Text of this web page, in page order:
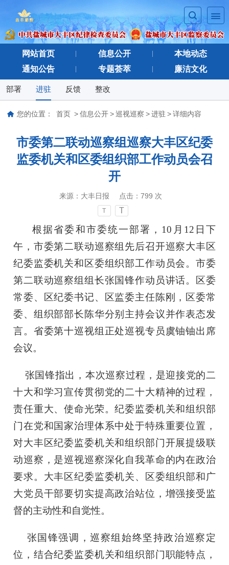
网站首页 信息公开
本地动态
通知公告
专题荟萃 廉洁文化
部署 进驻 反馈 整改
您的位置： 首页 > 信息公开 > 巡视巡察 > 进驻 > 详细内容
市委第二联动巡察组巡察大丰区纪委
监委机关和区委组织部工作动员会召
开
来源： 大丰日报 点击： 799 次
T T
根据省委和市委统一部署， 10月12日下
午，市委第二联动巡察组先后召开巡察大丰区
纪委监委机关和区委组织部工作动员会。市委
第二联动巡察组组长张国锋作动员讲话。区委
常委、区纪委书记、区监委主任陈刚，区委常
委、组织部部长陈华分别主持会议并作表态发
言。省委第十巡视组正处巡视专员虞铀铀出席
会议。
张国锋指出，本次巡察过程，是迎接党的二
十大和学习宣传贯彻党的二十大精神的过程，
责任重大、使命光荣。纪委监委机关和组织部
门在党和国家治理体系中处于特殊重要位置，
对大丰区纪委监委机关和组织部门开展提级联
动巡察，是巡视巡察深化自我革命的内在政治
要求。大丰区纪委监委机关、区委组织部和广
大党员干部要切实提高政治站位，增强接受监
督的主动性和自觉性。
张国锋强调，巡察组始终坚持政治巡察定
位，结合纪委监委机关和组织部门职能特点，